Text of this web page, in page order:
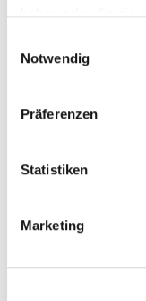
Notwendig
Präferenzen
Statistiken
Marketing
dass Ihre Daten
persönlichen Daten